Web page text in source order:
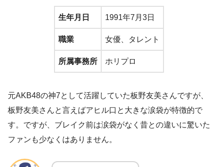
生年月日 1991年7月3日
職業 女優、タレント
所属事務所 ホリプロ
元AKB48の神7として活躍していた板野友美さんですが、
板野友美さんと言えばアヒル口と大きな涙袋が特徴的で
す。ですが、ブレイク前は涙袋がなく昔との違いに驚いた
ファンも少なくはありません。